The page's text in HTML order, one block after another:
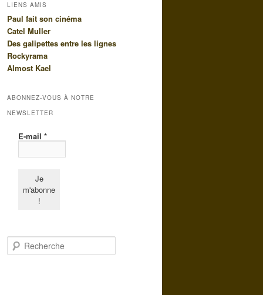
LIENS AMIS
Paul fait son cinéma
Catel Muller
Des galipettes entre les lignes
Rockyrama
Almost Kael
ABONNEZ-VOUS À NOTRE
NEWSLETTER
E-mail *
e